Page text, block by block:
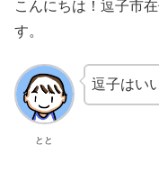
こんにちは！逗子市
す。
とと
逗子はい